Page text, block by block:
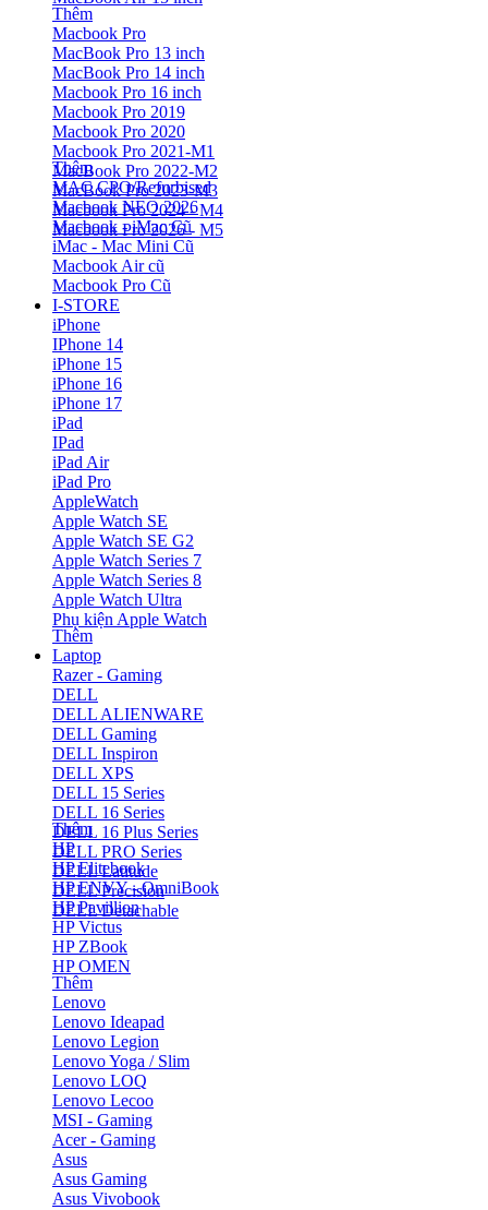
Thêm
Macbook Pro
MacBook Pro 13 inch
MacBook Pro 14 inch
Macbook Pro 16 inch
Macbook Pro 2019
Macbook Pro 2020
Macbook Pro 2021-M1
MacBook Pro 2022-M2
MacBook Pro 2023-M3
Macbook Pro 2024 - M4
Macbook Pro 2026 - M5
Thêm
MAC CPO/Refurbised
Macbook NEO 2026
Macbook - iMac Cũ
iMac - Mac Mini Cũ
Macbook Air cũ
Macbook Pro Cũ
I-STORE
iPhone
IPhone 14
iPhone 15
iPhone 16
iPhone 17
iPad
IPad
iPad Air
iPad Pro
AppleWatch
Apple Watch SE
Apple Watch SE G2
Apple Watch Series 7
Apple Watch Series 8
Apple Watch Ultra
Phụ kiện Apple Watch
Thêm
Laptop
Razer - Gaming
DELL
DELL ALIENWARE
DELL Gaming
DELL Inspiron
DELL XPS
DELL 15 Series
DELL 16 Series
DELL 16 Plus Series
DELL PRO Series
DELL Latitude
DELL Precision
DELL Detachable
Thêm
HP
HP Elitebook
HP ENVY - OmniBook
HP Pavillion
HP Victus
HP ZBook
HP OMEN
Thêm
Lenovo
Lenovo Ideapad
Lenovo Legion
Lenovo Yoga / Slim
Lenovo LOQ
Lenovo Lecoo
MSI - Gaming
Acer - Gaming
Asus
Asus Gaming
Asus Vivobook